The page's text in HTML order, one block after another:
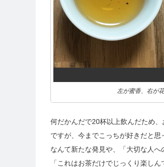
左が蜜香、右が
何だかんだで20杯以上飲んだため
ですが、今までこっちが好きだと思
なんて新たな発見や、「大切な人へ
「これはお茶だけでじっくり楽し